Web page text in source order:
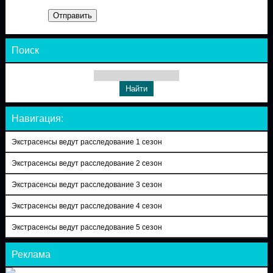
Отправить
Поиск
Навигация:
Экстрасенсы ведут расследование 1 сезон
Экстрасенсы ведут расследование 2 сезон
Экстрасенсы ведут расследование 3 сезон
Экстрасенсы ведут расследование 4 сезон
Экстрасенсы ведут расследование 5 сезон
Реклама